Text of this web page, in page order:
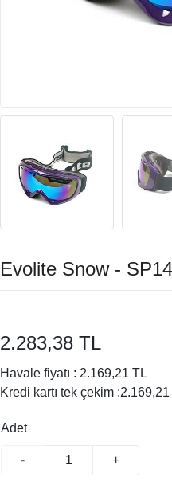
Evolite Snow -
2.283,38 TL
Havale fiyatı : 2.169,21 TL
Kredi kartı tek çekim :2.169,21
Adet
- +